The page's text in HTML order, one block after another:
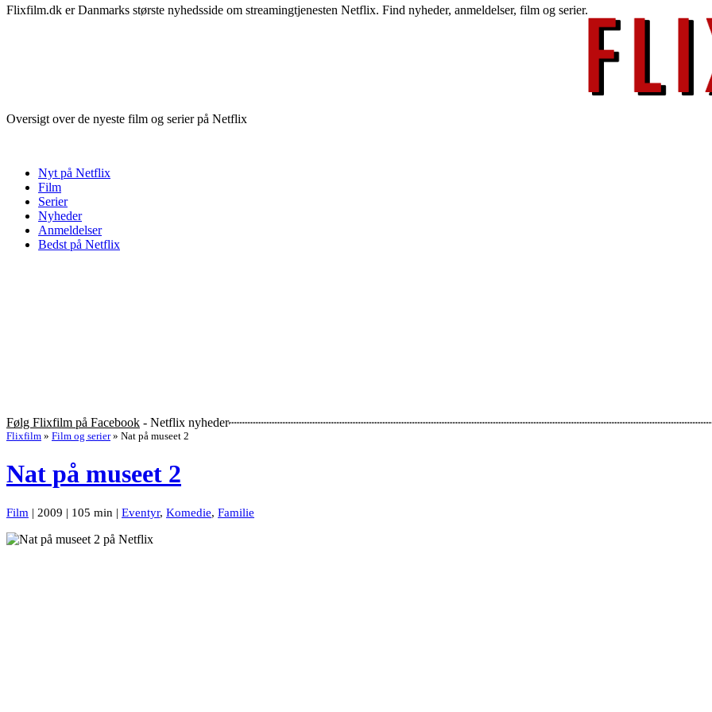
Flixfilm.dk er Danmarks største nyhedsside om streamingtjenesten Netflix. Find nyheder, anmeldelser, film og serier.
Oversigt over de nyeste film og serier på Netflix
Nyt på Netflix
Film
Serier
Nyheder
Anmeldelser
Bedst på Netflix
Følg Flixfilm på Facebook - Netflix nyheder
Flixfilm » Film og serier » Nat på museet 2
Nat på museet 2
Film | 2009 | 105 min | Eventyr, Komedie, Familie